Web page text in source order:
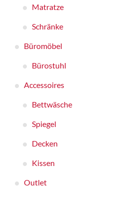
Matratze
Schränke
Büromöbel
Bürostuhl
Accessoires
Bettwäsche
Spiegel
Decken
Kissen
Outlet